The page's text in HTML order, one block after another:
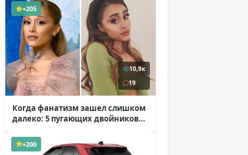
+205
10,9к
19
Когда фанатизм зашел слишком
далеко: 5 пугающих двойников
+200